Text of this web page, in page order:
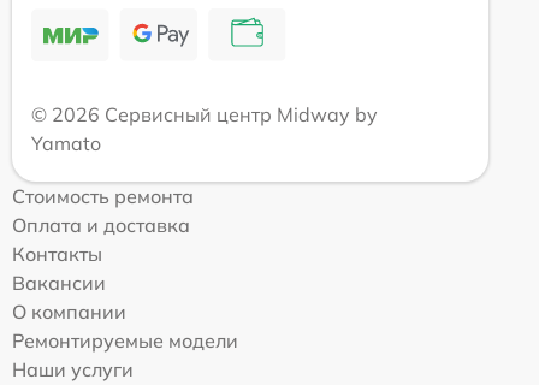
© 2026 Сервисный центр Midway by
Yamato
Стоимость ремонта
Оплата и доставка
Контакты
Вакансии
О компании
Ремонтируемые модели
Наши услуги